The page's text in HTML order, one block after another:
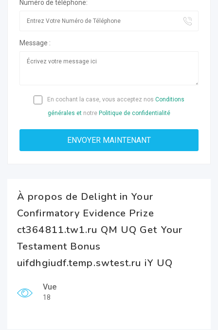
Numéro de téléphone:
Message :
En cochant la case, vous acceptez nos Conditions
générales et notre Politique de confidentialité
À propos de Delight in Your
Confirmatory Evidence Prize
ct364811.tw1.ru QM UQ Get Your
Testament Bonus
uifdhgiudf.temp.swtest.ru iY UQ
Vue
18